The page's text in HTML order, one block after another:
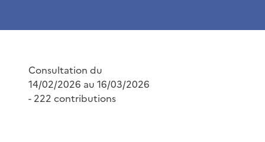
Consultation du
14/02/2026 au 16/03/2026
- 222 contributions